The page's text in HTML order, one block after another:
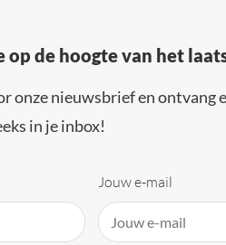
op de hoogte van het
onze nieuwsbrief en ontvang
in je inbox!
Jouw e-mail